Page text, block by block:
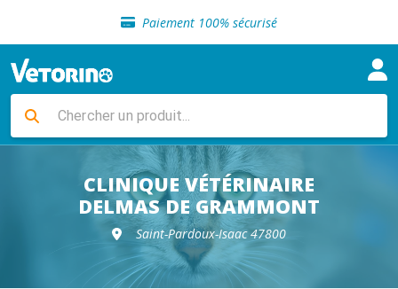
Paiement 100% sécurisé
Livraison gratuite en clinique vétérinaire
Sélection de croquettes vétérinaire
Livraison gratuite en clinique vétérinaire
Retour gratuit en clinique
Sélection de croquettes vétérinaire
CLINIQUE VÉTÉRINAIRE
DELMAS DE GRAMMONT
Saint-Pardoux-Isaac 47800